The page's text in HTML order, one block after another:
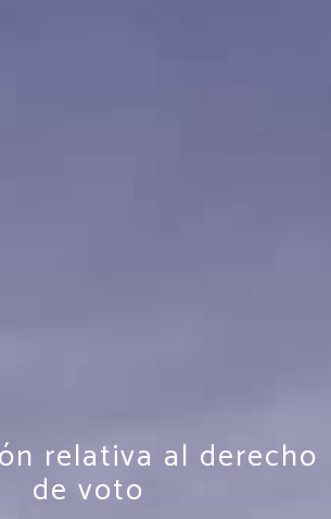
relativa al derecho
de voto